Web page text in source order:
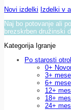
Novi izdelki Izdelki v
Naj bo potovanje ali
brezskrben družinski
Kategorija Igranje
Po starosti
0+
3+
6+
12+
18+
24+